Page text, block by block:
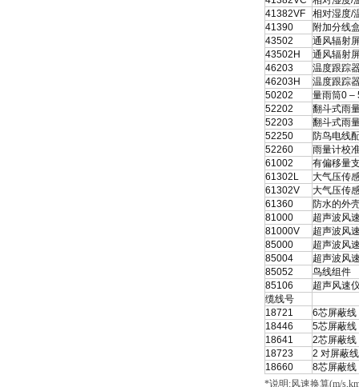
41382VF
相对湿度/
41390
附加分线
43502
通风辐射
43502H
通风辐射
46203
温度跟踪
46203H
温度跟踪
50202
量雨筒0 –
52202
翻斗式雨
52203
翻斗式雨
52250
防鸟电线
52260
雨量计校
61002
有偏移量
61302L
大气压传
61302V
大气压传
61360
防水的外
81000
超声波风
81000V
超声波风
85000
超声波风
85004
超声波风
85052
鸟线组件
85106
超声风速
缆线号
18721
6芯屏蔽线
18446
5芯屏蔽线
18641
2芯屏蔽线
18723
2 对屏蔽
18660
8芯屏蔽线
*说明:风速换算(m/